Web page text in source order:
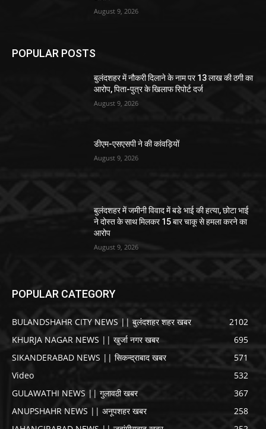
August 9, 2026
POPULAR POSTS
बुलंदशहर में नौकरी दिलाने के नाम पर 13 लाख की ठगी का
आरोप, पिता-पुत्र के खिलाफ रिपोर्ट दर्ज
August 9, 2026
डीएम-एसएसपी ने की कांवड़ियों
August 9, 2026
बुलंदशहर में जमीनी विवाद में बडे भाई की हत्या, छोटा भाई
ने दोस्त के साथ मिलकर 15 बार चाकू से हमला करने का
आरोप
August 9, 2026
POPULAR CATEGORY
BULANDSHAHR CITY NEWS || बुलंदशहर शहर खबर
2102
KHURJA NAGAR NEWS || खुर्जा नगर खबर
695
SIKANDERABAD NEWS || सिकन्द्राबाद खबर
571
Video
532
GULAWATHI NEWS || गुलावठी खबर
367
ANUPSHAHR NEWS || अनूपशहर खबर
258